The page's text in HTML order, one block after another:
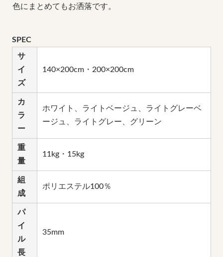
色にまとめてもお洒落です。
SPEC
サ
イ
ズ
140×200cm・200×200cm
カ
ラ
ー
ホワイト、ライトベージュ、ライトグレーベ
ージュ、ライトグレー、グリーン
重
量
11kg・15kg
組
成
ポリエステル100％
パ
イ
ル
長
35mm